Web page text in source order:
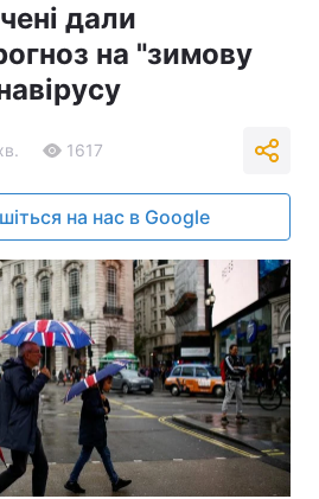
дали
на "зимову
1617
на нас в Google